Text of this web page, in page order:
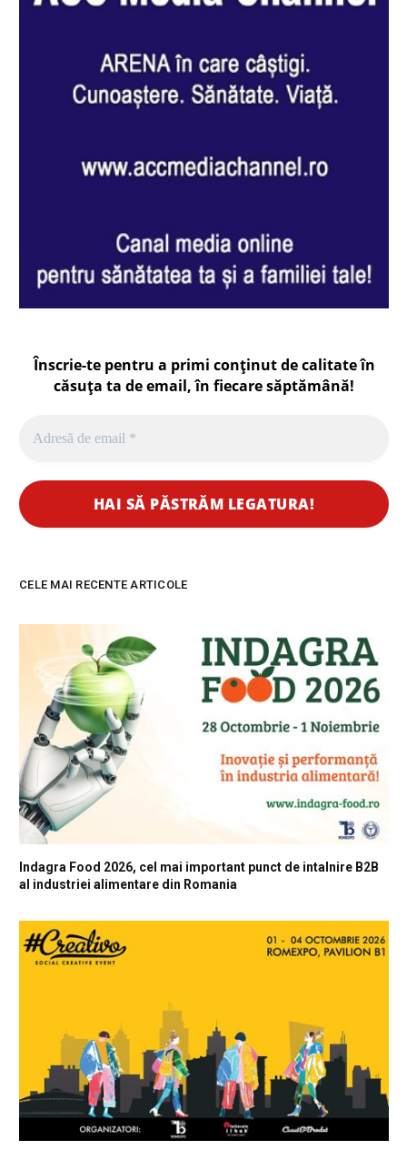
Înscrie-te pentru a primi conținut de calitate în
căsuța ta de email, în fiecaresăptămână!
CELE MAI RECENTE ARTICOLE
Indagra Food 2026, cel mai important punct de intalnire B2B
al industriei alimentare din Romania